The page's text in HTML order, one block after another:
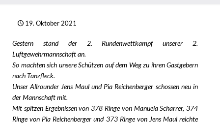
19. Oktober 2021
Gestern stand der 2. Rundenwettkampf unserer 2.
Luftgewehrmannschaft an.
So machten sich unsere Schützen auf dem Weg zu ihren Gastgebern
nach Tanzfleck.
Unser Allrounder Jens Maul und Pia Reichenberger schossen neu in
der Mannschaft mit.
Mit spitzen Ergebnissen von 378 Ringe von Manuela Scharrer, 374
Ringe von Pia Reichenberger und 373 Ringe von Jens Maul reichte